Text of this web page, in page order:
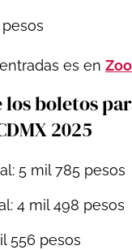
es en
los boletos
2025
5 mil 785 pesos
4 mil 498 pesos
556 pesos